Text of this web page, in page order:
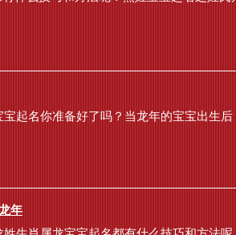
起名你准备好了吗？当龙年的宝宝出生
年